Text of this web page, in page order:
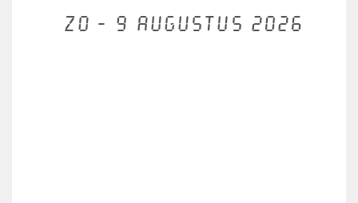
Zo - 9 augustus 2026